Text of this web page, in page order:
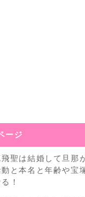
ージ
飛聖は結婚して旦那
動と本名と年齢や宝
！